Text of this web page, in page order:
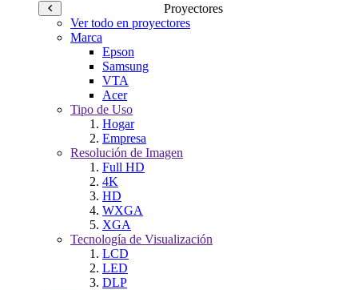
Proyectores
Ver todo en proyectores
Marca
Epson
Samsung
VTA
Acer
Tipo de Uso
Hogar
Empresa
Resolución de Imagen
Full HD
4K
HD
WXGA
XGA
Tecnología de Visualización
LCD
LED
DLP